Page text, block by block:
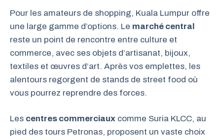
Pour les amateurs de shopping, Kuala Lumpur offre
une large gamme d’options. Le marché central
reste un point de rencontre entre culture et
commerce, avec ses objets d’artisanat, bijoux,
textiles et œuvres d’art. Après vos emplettes, les
alentours regorgent de stands de street food où
vous pourrez reprendre des forces.
Les centres commerciaux comme Suria KLCC, au
pied des tours Petronas, proposent un vaste choix